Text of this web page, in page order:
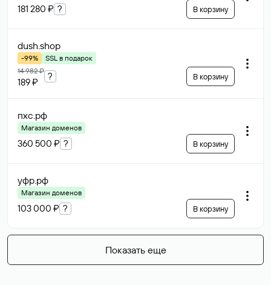
181 280 ₽ ? В корзину
dush.shop
-99%
SSL в подарок
14 982 ₽
189 ₽
? В корзину
пхс.рф
Магазин доменов
360 500 ₽ ? В корзину
уфр.рф
Магазин доменов
103 000 ₽ ? В корзину
Показать еще